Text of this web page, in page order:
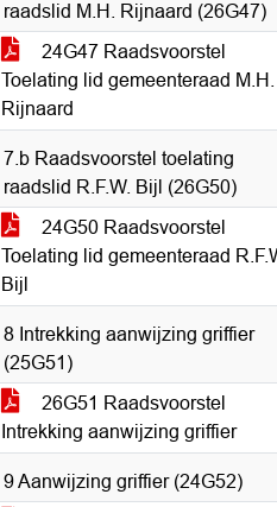
raadslid M.H. Rijnaard (26G47)
24G47 Raadsvoorstel
Toelating lid gemeenteraad M.H.
Rijnaard
7.b Raadsvoorstel toelating
raadslid R.F.W. Bijl (26G50)
24G50 Raadsvoorstel
Toelating lid gemeenteraad
Bijl
8 Intrekking aanwijzing griffier
(25G51)
26G51 Raadsvoorstel
Intrekking aanwijzing griffier
9 Aanwijzing griffier (24G52)